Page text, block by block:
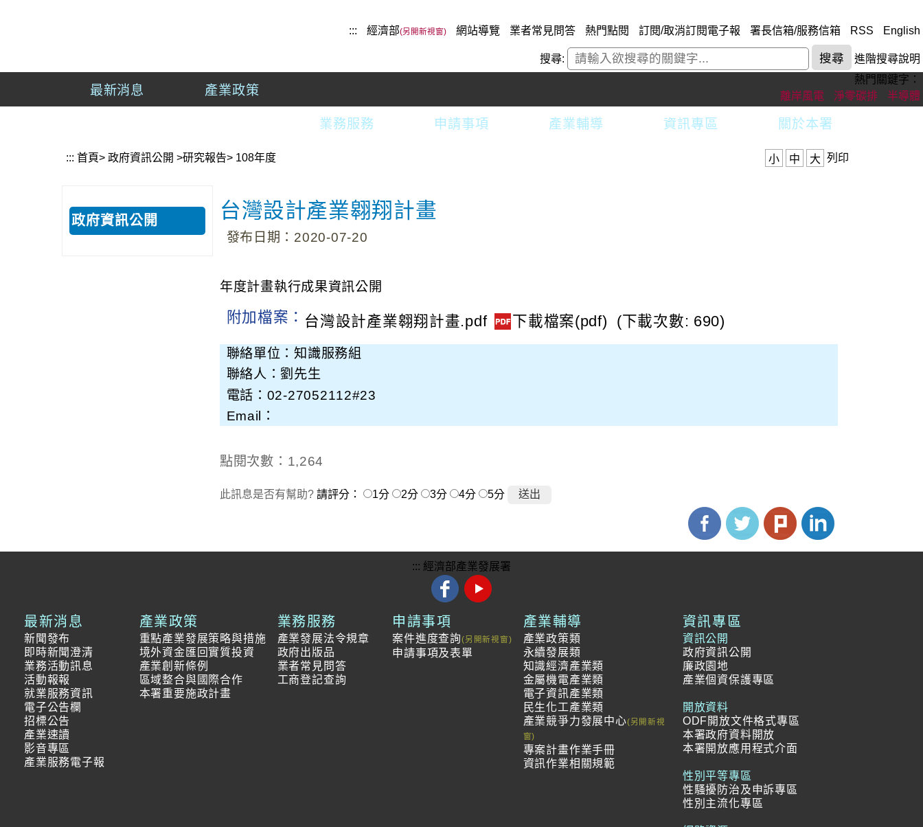
容
塊
產
發
::: 經濟部 網站導覽 業者常見問答 熱門點閱 訂閱/取消訂閱電子報 署長信箱/服務信箱 RSS English
搜尋:
進階搜尋說明
熱門關鍵字：
離岸風電
淨零碳排 半導體
最新消息 產業政策
業務服務 申請事項 產業輔導 資訊專區 關於本署
::: 首頁> 政府資訊公開 >研究報告> 108年度 小 中 大 列印
政府資訊公開 台灣設計產業翱翔計畫
發布日期：2020-07-20
年度計畫執行成果資訊公開
附加檔案： 台灣設計產業翱翔計畫.pdf (下載次數: 690)
聯絡單位：知識服務組
聯絡人：劉先生
電話：02-27052112#23
Email：
點閱次數：1,264
此訊息是否有幫助? 請評分： 1分 2分 3分 4分 5分
::: 經濟部產業發展署
最新消息
新聞發布
即時新聞澄清
業務活動訊息
活動報報
就業服務資訊
電子公告欄
招標公告
產業速讀
影音專區
產業服務電子報
產業政策
重點產業發展策略與措施
境外資金匯回實質投資
產業創新條例
區域整合與國際合作
本署重要施政計畫
業務服務
產業發展法令規章
政府出版品
業者常見問答
工商登記查詢
申請事項
案件進度查詢
申請事項及表單
產業輔導
產業政策類
永續發展類
知識經濟產業類
金屬機電產業類
電子資訊產業類
民生化工產業類
產業競爭力發展中心
專案計畫作業手冊
資訊作業相關規範
資訊專區
資訊公開
政府資訊公開
廉政園地
產業個資保護專區
開放資料
ODF開放文件格式專區
本署政府資料開放
本署開放應用程式介面
性別平等專區
性騷擾防治及申訴專區
性別主流化專區